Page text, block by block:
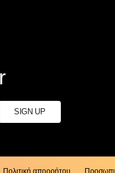
Πολιτική απορρήτου